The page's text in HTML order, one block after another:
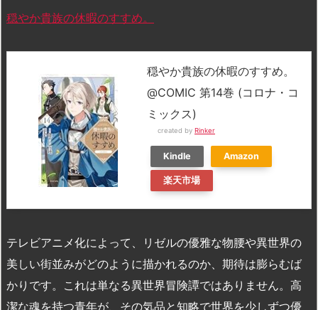
穏やか貴族の休暇のすすめ。
穏やか貴族の休暇のすすめ。
@COMIC 第14巻 (コロナ・コ
ミックス)
created by Rinker
Kindle Amazon
楽天市場
テレビアニメ化によって、リゼルの優雅な物腰や異世界の
美しい街並みがどのように描かれるのか、期待は膨らむば
かりです。これは単なる異世界冒険譚ではありません。高
潔な魂を持つ青年が、その気品と知略で世界を少しずつ優